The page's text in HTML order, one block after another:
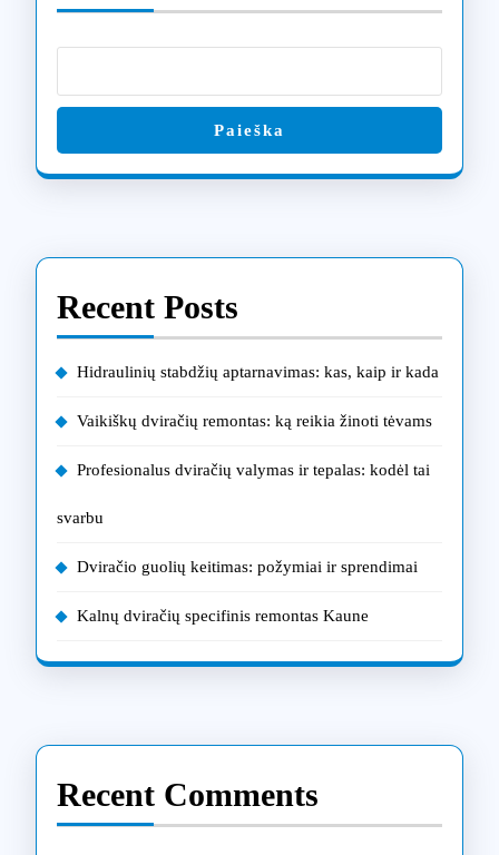
Paieška
Recent Posts
Hidraulinių stabdžių aptarnavimas: kas, kaip ir kada
Vaikiškų dviračių remontas: ką reikia žinoti tėvams
Profesionalus dviračių valymas ir tepalas: kodėl tai
svarbu
Dviračio guolių keitimas: požymiai ir sprendimai
Kalnų dviračių specifinis remontas Kaune
Recent Comments